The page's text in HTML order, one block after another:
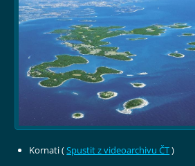
Kornati (Spustit z videoarchivu ČT)